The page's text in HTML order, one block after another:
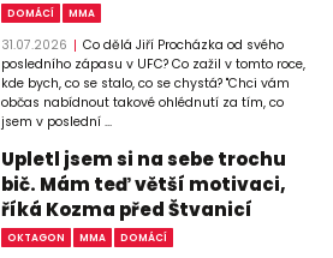
DOMÁCÍ MMA
31.07.2026
Co dělá Jiří Procházka od svého
posledního zápasu v UFC? Co zažil v tomto roce,
kde bych, co se stalo, co se chystá? "Chci vám
občas nabídnout takové ohlédnutí za tím, co
jsem v poslední ...
Upletl jsem si na sebe trochu
bič. Mám teď větší motivaci,
říká Kozma před Štvanicí
OKTAGON MMA DOMÁCÍ